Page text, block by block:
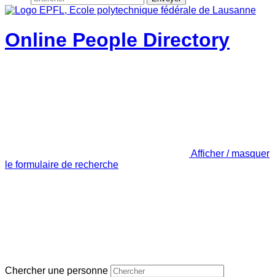
Online People Directory
Afficher / masquer
le formulaire de recherche
Chercher une personne